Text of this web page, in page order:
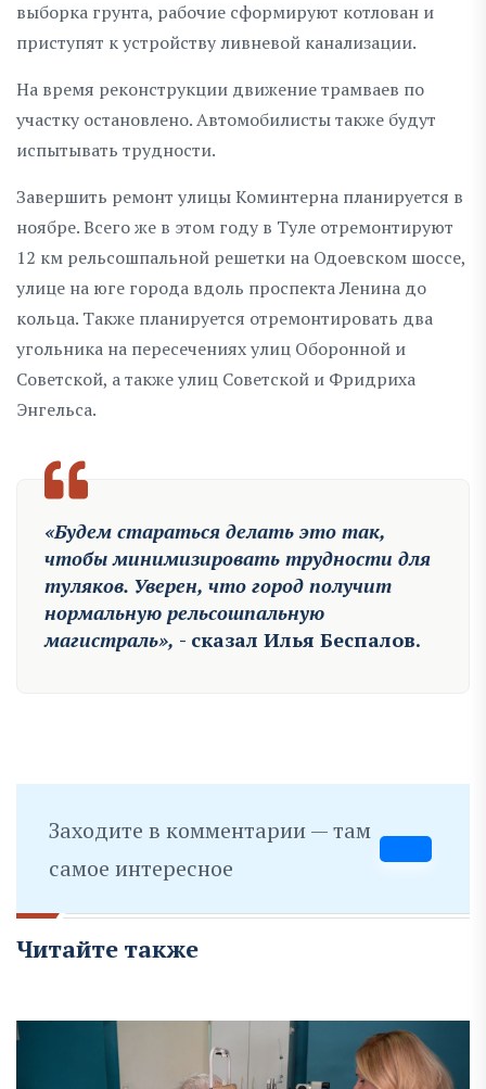
выборка грунта, рабочие сформируют котлован и
приступят к устройству ливневой канализации.
На время реконструкции движение трамваев по
участку остановлено. Автомобилисты также будут
испытывать трудности.
Завершить ремонт улицы Коминтерна планируется в
ноябре. Всего же в этом году в Туле отремонтируют
12 км рельсошпальной решетки на Одоевском шоссе,
улице на юге города вдоль проспекта Ленина до
кольца. Также планируется отремонтировать два
угольника на пересечениях улиц Оборонной и
Советской, а также улиц Советской и Фридриха
Энгельса.
«Будем стараться делать это так,
чтобы минимизировать трудности для
туляков. Уверен, что город получит
нормальную рельсошпальную
магистраль», - сказал Илья Беспалов.
Заходите в комментарии — там
самое интересное
Читайте также